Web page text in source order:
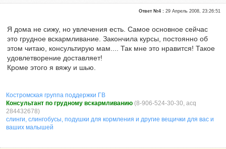
неисправимая оптимистка
Ответ №4 :29 Апрель 2008, 23:26:51
Я дома не сижу, но увлечения есть. Самое основное сейчас
это грудное вскармливание. Закончила курсы, постоянно об
этом читаю, консультирую мам.... Так мне это нравится! Такое
удовлетворение доставляет!
Кроме этого я вяжу и шью.
Костромская группа поддержки ГВ
Консультант по грудному вскармливанию (8-906-524-30-30, acq
284432678)
слинги, слингобусы, подушки для кормления и другие вещички для вас и
ваших малышей